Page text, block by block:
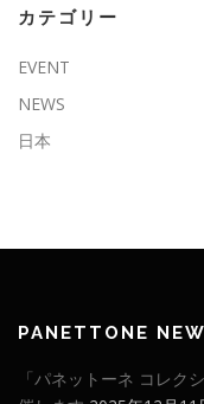
カテゴリー
EVENT
NEWS
日本
PANETTONE
「パネットーネ コレク